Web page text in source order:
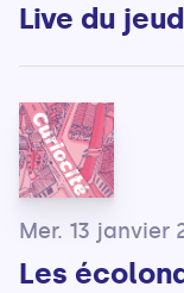
Live du
Mer. 13 janvier
Les